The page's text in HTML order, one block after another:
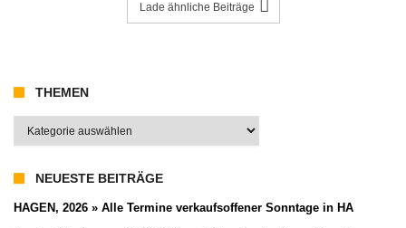
Lade ähnliche Beiträge
THEMEN
Themen
NEUESTE BEITRÄGE
HAGEN, 2026 » Alle Termine verkaufsoffener Sonntage in HA